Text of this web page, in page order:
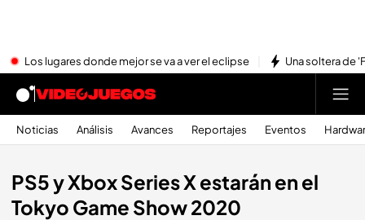
Los lugares donde mejor se va a ver el eclipse Una soltera de
Noticias Análisis Avances Reportajes Eventos
PS5 y Xbox Series X estarán en el
Tokyo Game Show 2020